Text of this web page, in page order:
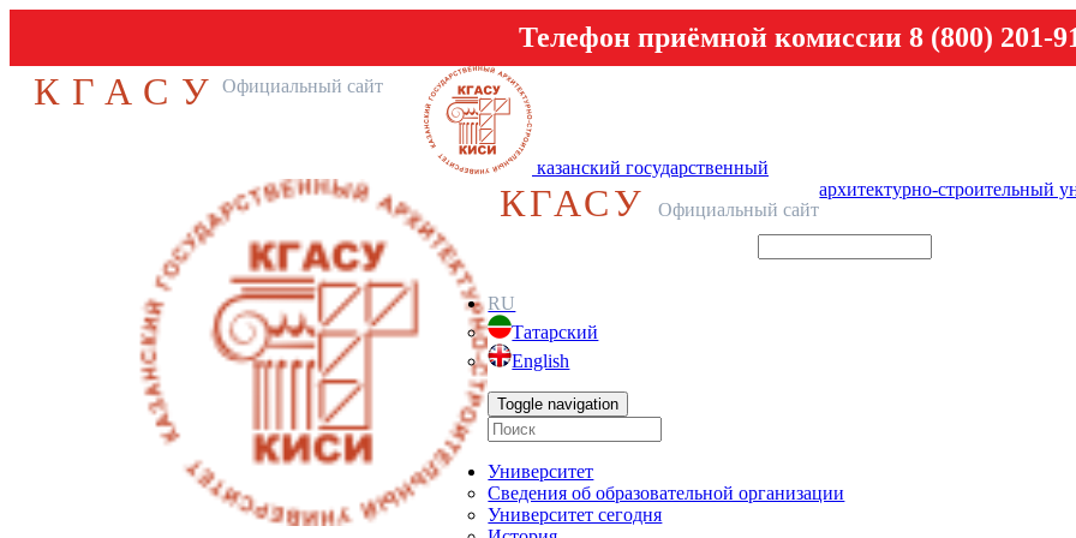
Телефон приёмной комиссии 8 (800) 201-
КГАСУ Официальный сайт
казанский государственный
архитектурно-строительный
КГАСУ Официальный сайт
RU
Татарский
English
Toggle navigation
Университет
Сведения об образовательной организации
Университет сегодня